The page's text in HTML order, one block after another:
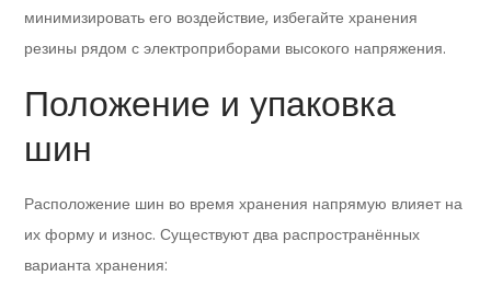
минимизировать его воздействие, избегайте хранения
резины рядом с электроприборами высокого напряжения.
Положение и упаковка
шин
Расположение шин во время хранения напрямую влияет на
их форму и износ. Существуют два распространённых
варианта хранения: